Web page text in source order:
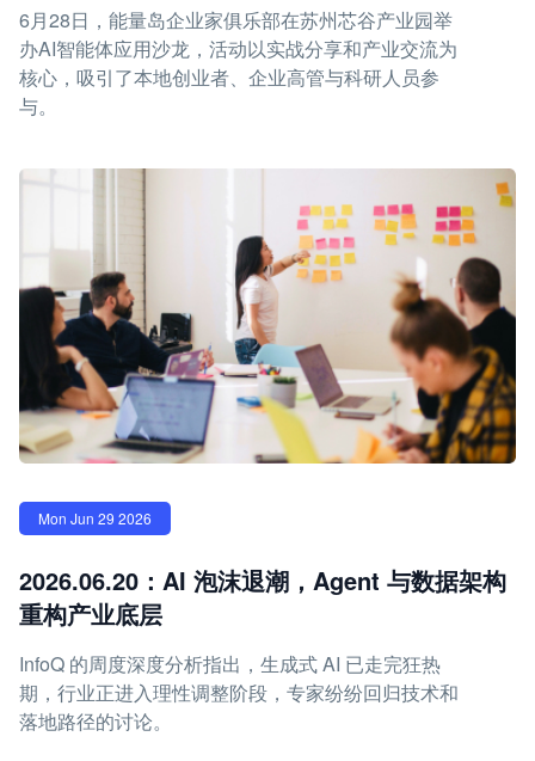
6月28日，能量岛企业家俱乐部在苏州芯谷产业园举
办AI智能体应用沙龙，活动以实战分享和产业交流为
核心，吸引了本地创业者、企业高管与科研人员参
与。
Mon Jun 29 2026
2026.06.20：AI 泡沫退潮，Agent 与数据架构
重构产业底层
InfoQ 的周度深度分析指出，生成式 AI 已走完狂热
期，行业正进入理性调整阶段，专家纷纷回归技术和
落地路径的讨论。